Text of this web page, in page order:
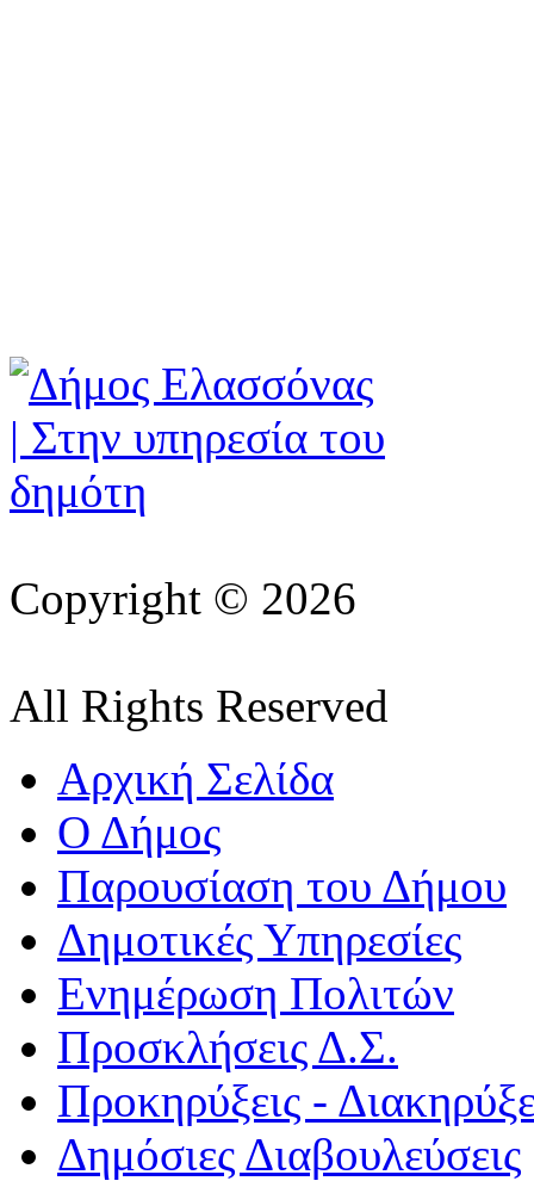
Copyright © 2026
All Rights Reserved
Αρχική Σελίδα
Ο Δήμος
Παρουσίαση του Δήμου
Δημοτικές Υπηρεσίες
Ενημέρωση Πολιτών
Προσκλήσεις Δ.Σ.
Προκηρύξεις -
Δημόσιες Διαβουλεύσεις